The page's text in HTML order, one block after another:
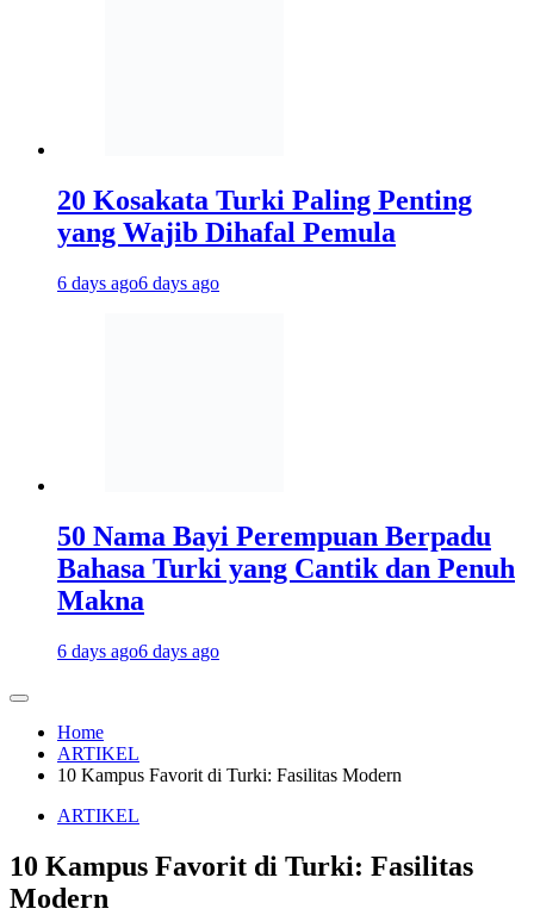
20 Kosakata Turki Paling Penting
yang Wajib Dihafal Pemula
6 days ago6 days ago
50 Nama Bayi Perempuan Berpadu
Bahasa Turki yang Cantik dan Penuh
Makna
6 days ago6 days ago
Home
ARTIKEL
10 Kampus Favorit di Turki: Fasilitas Modern
ARTIKEL
10 Kampus Favorit di Turki: Fasilitas
Modern